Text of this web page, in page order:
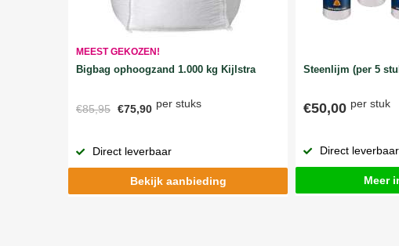
MEEST GEKOZEN!
Bigbag ophoogzand 1.000 kg Kijlstra
€85,95 €75,90 per stuks
Direct leverbaar
Bekijk aanbieding
Steenlijm (per 5
€50,00 per stuk
Direct leverbaar
Meer